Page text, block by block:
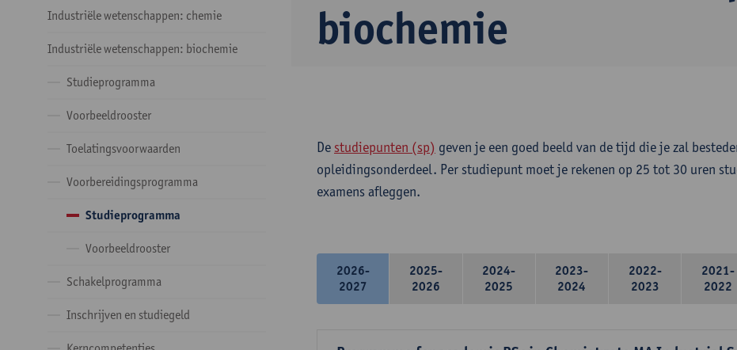
biochemie
Industriële wetenschappen: chemie
Industriële wetenschappen: biochemie
Studieprogramma
Voorbeeldrooster
Toelatingsvoorwaarden
Voorbereidingsprogramma
Studieprogramma
Voorbeeldrooster
Schakelprogramma
Inschrijven en studiegeld
De studiepunten (sp) geven je een goed beeld van de tijd die je zal
opleidingsonderdeel. Per studiepunt moet je rekenen op 25 tot 30 uren
examens afleggen.
2026-
2027
2025-
2026
2024-
2025
2023-
2024
2022-
2023
2021-
2022